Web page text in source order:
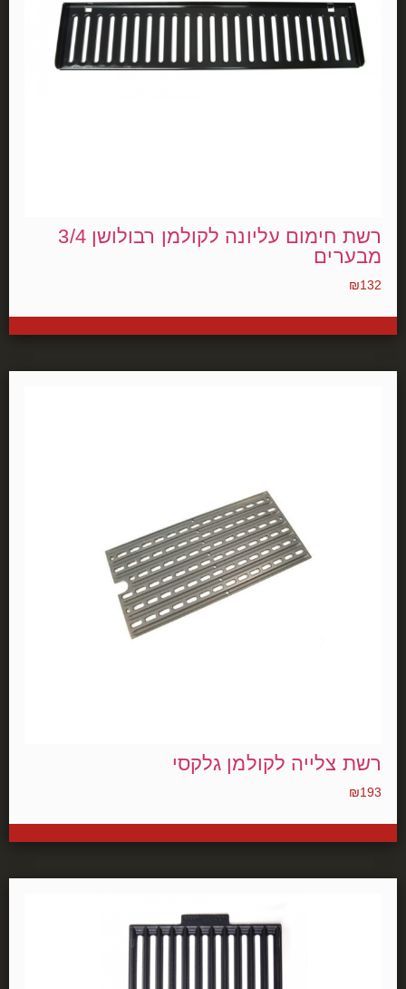
רשת חימום עליונה לקולמן רבולושן 3/4
מבערים
₪132
רשת צלייה לקולמן גלקסי
₪193